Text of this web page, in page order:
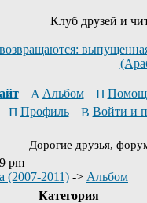
Клуб друзей и
Альбом
Профиль
Войти и
Дорогие друзья,
pm
(2007-2011) -> Альбом
Категория